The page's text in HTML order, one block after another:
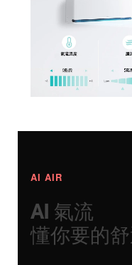
AI AIR
AI 氣流
懂你要的